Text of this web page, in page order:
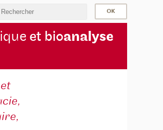
et bioanalyse